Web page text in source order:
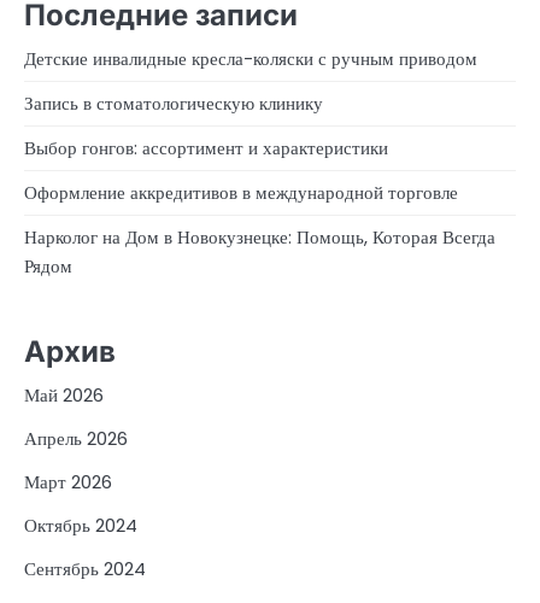
Последние записи
Детские инвалидные кресла-коляски с ручным приводом
Запись в стоматологическую клинику
Выбор гонгов: ассортимент и характеристики
Оформление аккредитивов в международной торговле
Нарколог на Дом в Новокузнецке: Помощь, Которая Всегда
Рядом
Архив
Май 2026
Апрель 2026
Март 2026
Октябрь 2024
Сентябрь 2024